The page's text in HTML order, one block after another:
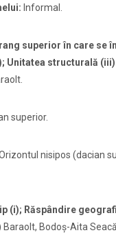
Informal.
superiorîn care se
Unitatea structurală
superior.
nisipos (dacian
(i); Răspândire
Baraolt, Bodoş-Aita